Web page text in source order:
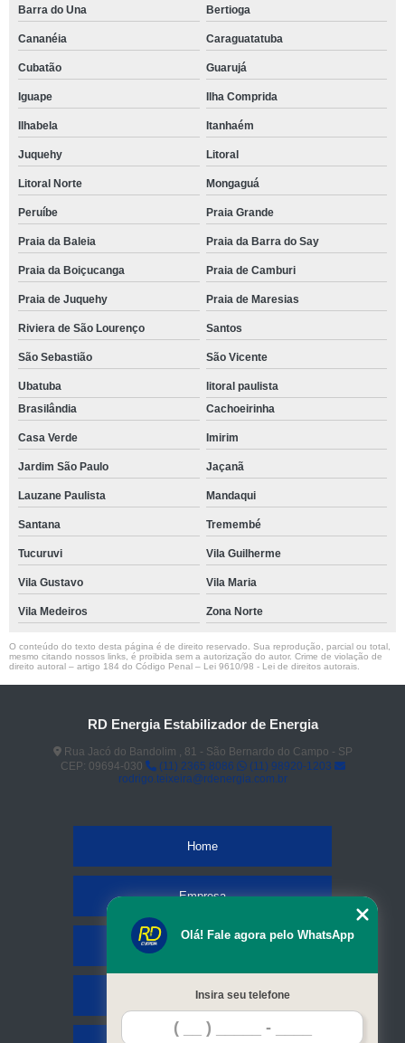
Barra do Una
Bertioga
Cananéia Caraguatatuba
Cubatão Guarujá
Iguape Ilha Comprida
Ilhabela Itanhaém
Juquehy Litoral
Litoral Norte Mongaguá
Peruíbe Praia Grande
Praia da Baleia Praia da Barra do Say
Praia da Boiçucanga Praia de Camburi
Praia de Juquehy Praia de Maresias
Riviera de São Lourenço Santos
São Sebastião São Vicente
Ubatuba
litoral paulista
Brasilândia
Cachoeirinha
Casa Verde Imirim
Jardim São Paulo Jaçanã
Lauzane Paulista Mandaqui
Santana Tremembé
Tucuruvi Vila Guilherme
Vila Gustavo Vila Maria
Vila Medeiros Zona Norte
O conteúdo do texto desta página é de direito reservado. Sua reprodução, parcial ou total,
mesmo citando nossos links, é proibida sem a autorização do autor. Crime de violação de
direito autoral – artigo 184 do Código Penal – Lei 9610/98 - Lei de direitos autorais
RD Energia Estabilizador de Energia
Rua Jacó do Bandolim , 81 - São Bernardo do Campo - SP
CEP: 09694-030
(11) 2365 8086
(11) 98920-1203
rodrigo.teixeira@rdenergia.com.br
Home
Empresa
Serviços
Olá! Fale agora pelo WhatsApp
Insira seu telefone